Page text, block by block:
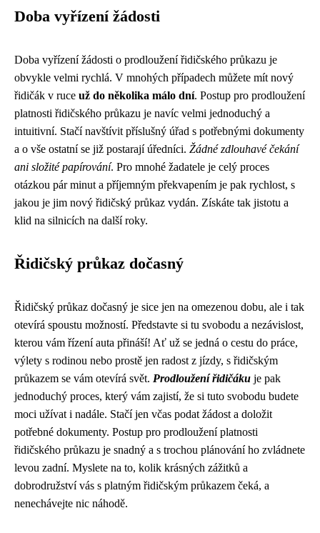
Doba vyřízení žádosti
Doba vyřízení žádosti o prodloužení řidičského průkazu je
obvykle velmi rychlá. V mnohých případech můžete mít nový
řidičák v ruce už do několika málo dní. Postup pro prodloužení
platnosti řidičského průkazu je navíc velmi jednoduchý a
intuitivní. Stačí navštívit příslušný úřad s potřebnými dokumenty
a o vše ostatní se již postarají úředníci. Žádné zdlouhavé čekání
ani složité papírování. Pro mnohé žadatele je celý proces
otázkou pár minut a příjemným překvapením je pak rychlost, s
jakou je jim nový řidičský průkaz vydán. Získáte tak jistotu a
klid na silnicích na další roky.
Řidičský průkaz dočasný
Řidičský průkaz dočasný je sice jen na omezenou dobu, ale i tak
otevírá spoustu možností. Představte si tu svobodu a nezávislost,
kterou vám řízení auta přináší! Ať už se jedná o cestu do práce,
výlety s rodinou nebo prostě jen radost z jízdy, s řidičským
průkazem se vám otevírá svět. Prodloužení řidičáku je pak
jednoduchý proces, který vám zajistí, že si tuto svobodu budete
moci užívat i nadále. Stačí jen včas podat žádost a doložit
potřebné dokumenty. Postup pro prodloužení platnosti
řidičského průkazu je snadný a s trochou plánování ho zvládnete
levou zadní. Myslete na to, kolik krásných zážitků a
dobrodružství vás s platným řidičským průkazem čeká, a
nenechávejte nic náhodě.